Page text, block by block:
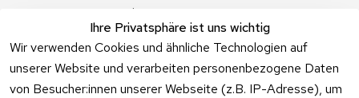
Ihre Privatsphäre ist uns wichtig
Wir verwenden Cookies und ähnliche Technologien auf
unserer Website und verarbeiten personenbezogene Daten
von Besucher:innen unserer Webseite (z.B. IP-Adresse), um
Angebote
Feuerwerk
Online kaufen